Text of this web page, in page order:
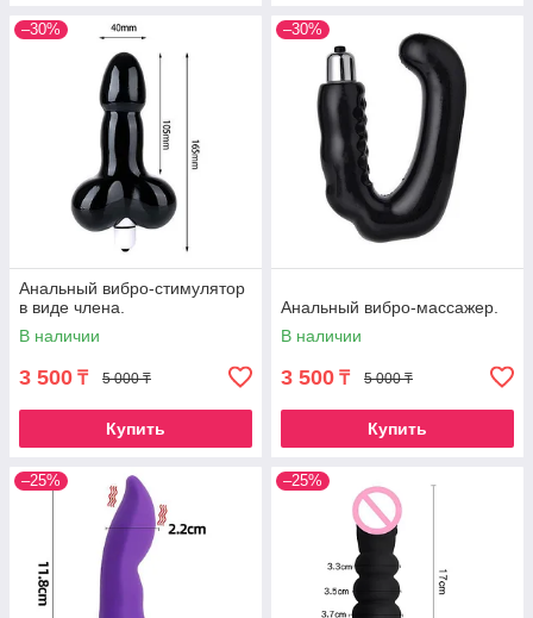
–30%
Анальный вибро-стимулятор
в виде члена.
В наличии
3 500 ₸ 5 000 ₸
Купить
–30%
Анальный вибро-массажер.
В наличии
3 500 ₸ 5 000 ₸
Купить
–25% –25%